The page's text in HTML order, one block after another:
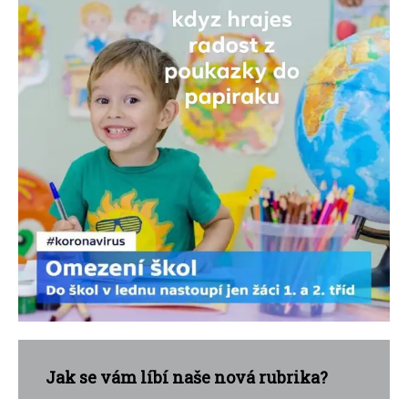
Jak se vám líbí naše nová rubrika?